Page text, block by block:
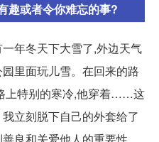
趣或者令你难忘的事?
年冬天下大雪了,外边天气
里面玩儿雪。在回来的路
上特别的寒冷,他穿着……这
立刻脱下自己的外套给了